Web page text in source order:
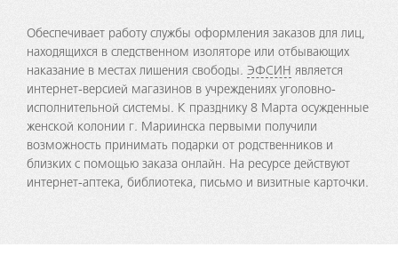
Обеспечивает работу службы оформления заказов для лиц,
находящихся в следственном изоляторе или отбывающих
наказание в местах лишения свободы. ЭФСИН является
интернет-версией магазинов в учреждениях уголовно-
исполнительной системы. К празднику 8 Марта осужденные
женской колонии г. Мариинска первыми получили
возможность принимать подарки от родственников и
близких с помощью заказа онлайн. На ресурсе действуют
интернет-аптека, библиотека, письмо и визитные карточки.